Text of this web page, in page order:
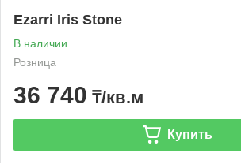
Ezarri Iris Stone
В наличии
Розница
36 740 ₸/кв.м
Купить